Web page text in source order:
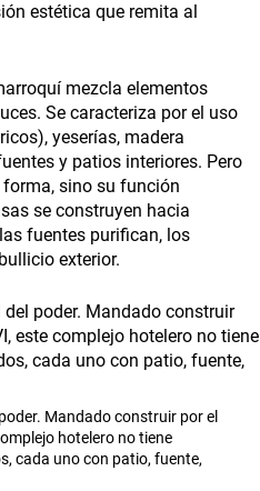
estética que remita al
mezcla elementos
Se caracteriza por el uso
yeserías, madera
y patios interiores. Pero
sino su función
se construyen hacia
fuentes purifican, los
exterior.
Mandado construir por el
hotelero no tiene
cada uno con patio, fuente,